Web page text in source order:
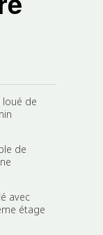
loué de
de
avec
étage